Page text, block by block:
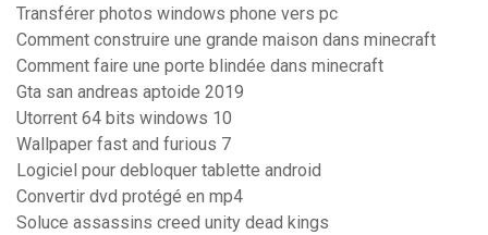
Transférer photos windows phone vers pc
Comment construire une grande maison dans minecraft
Comment faire une porte blindée dans minecraft
Gta san andreas aptoide 2019
Utorrent 64 bits windows 10
Wallpaper fast and furious 7
Logiciel pour debloquer tablette android
Convertir dvd protégé en mp4
Soluce assassins creed unity dead kings